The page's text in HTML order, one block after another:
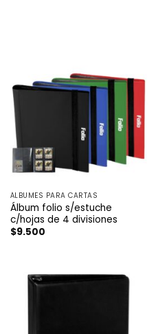
ÁLBUMES PARA CARTAS
Álbum folio s/estuche
c/hojas de 4 divisiones
$9.500